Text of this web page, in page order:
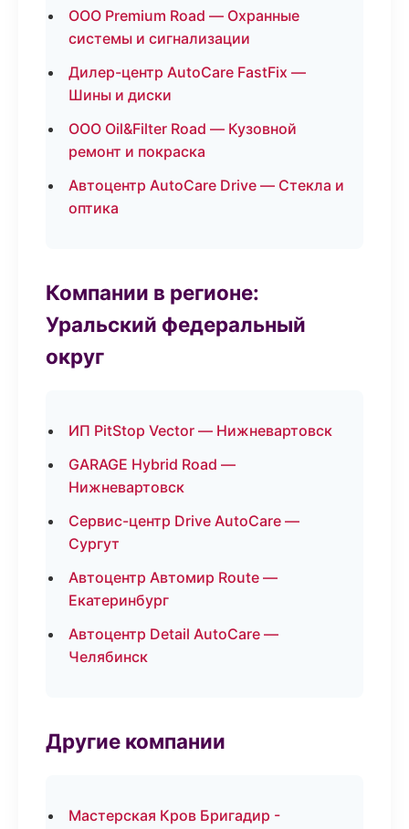
ООО Premium Road — Охранные
системы и сигнализации
Дилер-центр AutoCare FastFix —
Шины и диски
ООО Oil&Filter Road — Кузовной
ремонт и покраска
Автоцентр AutoCare Drive — Стекла и
оптика
Компании в регионе:
Уральский федеральный
округ
ИП PitStop Vector — Нижневартовск
GARAGE Hybrid Road —
Нижневартовск
Сервис-центр Drive AutoCare —
Сургут
Автоцентр Автомир Route —
Екатеринбург
Автоцентр Detail AutoCare —
Челябинск
Другие компании
Мастерская Кров Бригадир -